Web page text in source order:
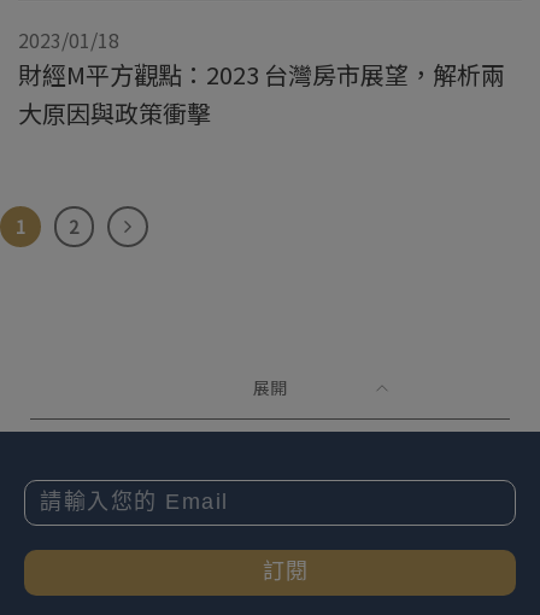
2023/01/18
財經M平方觀點：2023 台灣房市展望，解析兩
大原因與政策衝擊
1 2
展開
訂閱